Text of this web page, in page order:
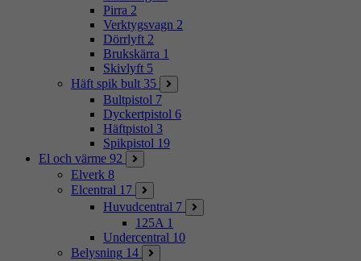
Pirra 2
Verktygsvagn 2
Dörrlyft 2
Brukskärra 1
Skivlyft 5
Häft spik bult 35
Bultpistol 7
Dyckertpistol 6
Häftpistol 3
Spikpistol 19
El och värme 92
Elverk 8
Elcentral 17
Huvudcentral 7
125A 1
Undercentral 10
Belysning 14